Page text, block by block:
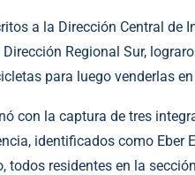
a la Dirección Central de
Regional Sur,
para luego venderlas
con la captura de tres
identificados como Eber
todos residentes en la